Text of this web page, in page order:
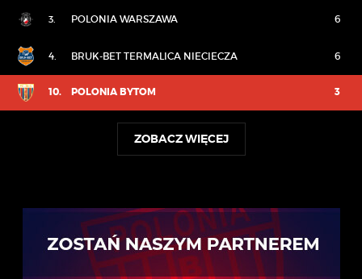
3. POLONIA WARSZAWA 6
4. BRUK-BET TERMALICA NIECIECZA 6
10. POLONIA BYTOM 3
ZOBACZ WIĘCEJ